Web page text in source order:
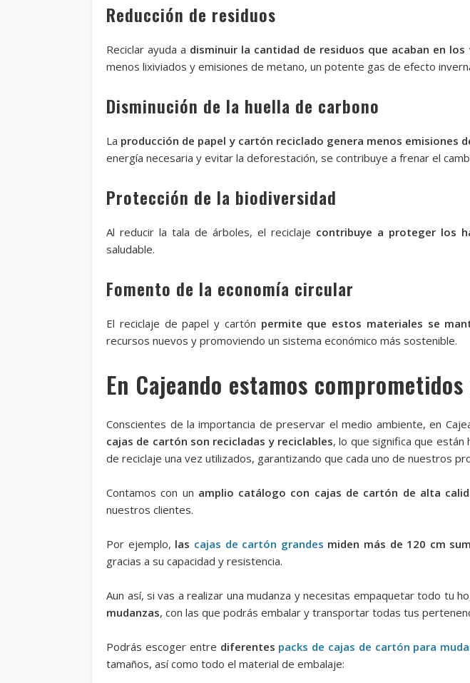
Reducción de residuos
Reciclar ayuda a disminuir la cantidad de residuos que acaban en
menos lixiviados y emisiones de metano, un potente gas de efecto
Disminución de la huella de carbono
La producción de papel y cartón reciclado genera menos emisiones
energía necesaria y evitar la deforestación, se contribuye a frenar el
Protección de la biodiversidad
Al reducir la tala de árboles, el reciclaje contribuye a proteger los
saludable.
Fomento de la economía circular
El reciclaje de papel y cartón permite que estos materiales se
recursos nuevos y promoviendo un sistema económico más sostenible.
En Cajeando estamos
Conscientes de la importancia de preservar el medio ambiente, en
cajas de cartón son recicladas y reciclables, lo que significa que
de reciclaje una vez utilizados, garantizando que cada uno de nuestros
Contamos con un amplio catálogo con cajas de cartón de alta
nuestros clientes.
Por ejemplo, las cajas de cartón grandes miden más de 120 cm
gracias a su capacidad y resistencia.
Aun así, si vas a realizar una mudanza y necesitas empaquetar todo tu
mudanzas, con las que podrás embalar y transportar todas tus
Podrás escoger entre diferentes packs de cajas de cartón para
tamaños, así como todo el material de embalaje: